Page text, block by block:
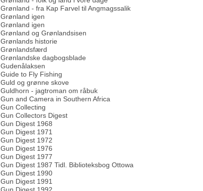
Grønland - fra Kap Farvel til Angmagssalik
Grønland igen
Grønland igen
Grønland og Grønlandsisen
Grønlands historie
Grønlandsfærd
Grønlandske dagbogsblade
Gudenålaksen
Guide to Fly Fishing
Guld og grønne skove
Guldhorn - jagtroman om råbuk
Gun and Camera in Southern Africa
Gun Collecting
Gun Collectors Digest
Gun Digest 1968
Gun Digest 1971
Gun Digest 1972
Gun Digest 1976
Gun Digest 1977
Gun Digest 1987 Tidl. Biblioteksbog Ottowa
Gun Digest 1990
Gun Digest 1991